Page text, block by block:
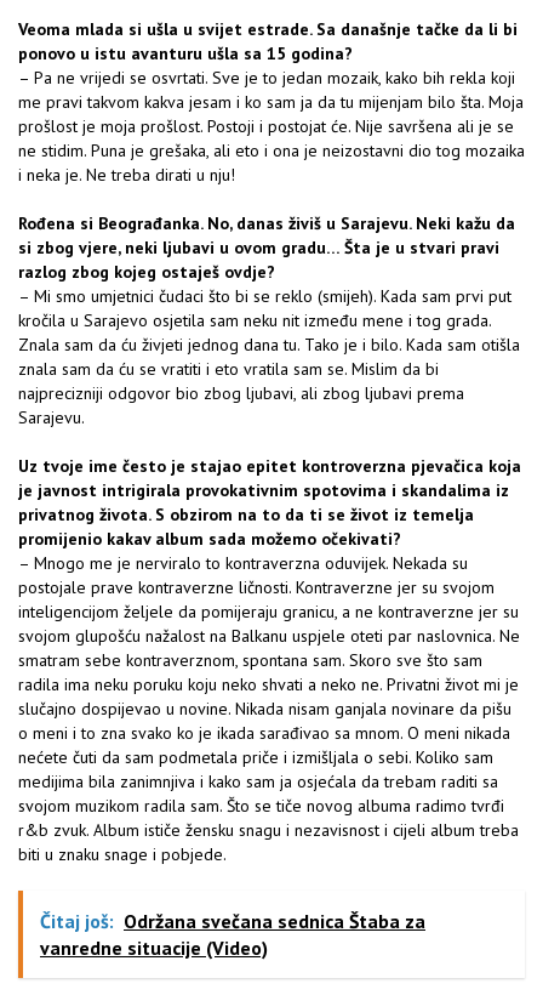
Veoma mlada si ušla u svijet estrade. Sa današnje tačke da li bi
ponovo u istu avanturu ušla sa 15 godina?
– Pa ne vrijedi se osvrtati. Sve je to jedan mozaik, kako bih rekla koji
me pravi takvom kakva jesam i ko sam ja da tu mijenjam bilo šta. Moja
prošlost je moja prošlost. Postoji i postojat će. Nije savršena ali je se
ne stidim. Puna je grešaka, ali eto i ona je neizostavni dio tog mozaika
i neka je. Ne treba dirati u nju!
Rođena si Beograđanka. No, danas živiš u Sarajevu. Neki kažu da
si zbog vjere, neki ljubavi u ovom gradu… Šta je u stvari pravi
razlog zbog kojeg ostaješ ovdje?
– Mi smo umjetnici čudaci što bi se reklo (smijeh). Kada sam prvi put
kročila u Sarajevo osjetila sam neku nit između mene i tog grada.
Znala sam da ću živjeti jednog dana tu. Tako je i bilo. Kada sam otišla
znala sam da ću se vratiti i eto vratila sam se. Mislim da bi
najprecizniji odgovor bio zbog ljubavi, ali zbog ljubavi prema
Sarajevu.
Uz tvoje ime često je stajao epitet kontroverzna pjevačica koja
je javnost intrigirala provokativnim spotovima i skandalima iz
privatnog života. S obzirom na to da ti se život iz temelja
promijenio kakav album sada možemo očekivati?
– Mnogo me je nerviralo to kontraverzna oduvijek. Nekada su
postojale prave kontraverzne ličnosti. Kontraverzne jer su svojom
inteligencijom željele da pomijeraju granicu, a ne kontraverzne jer su
svojom glupošću nažalost na Balkanu uspjele oteti par naslovnica. Ne
smatram sebe kontraverznom, spontana sam. Skoro sve što sam
radila ima neku poruku koju neko shvati a neko ne. Privatni život mi je
slučajno dospijevao u novine. Nikada nisam ganjala novinare da pišu
o meni i to zna svako ko je ikada sarađivao sa mnom. O meni nikada
nećete čuti da sam podmetala priče i izmišljala o sebi. Koliko sam
medijima bila zanimnjiva i kako sam ja osjećala da trebam raditi sa
svojom muzikom radila sam. Što se tiče novog albuma radimo tvrđi
r&b zvuk. Album ističe žensku snagu i nezavisnost i cijeli album treba
biti u znaku snage i pobjede.
Čitaj još: Održana svečana sednica Štaba za
vanredne situacije (Video)